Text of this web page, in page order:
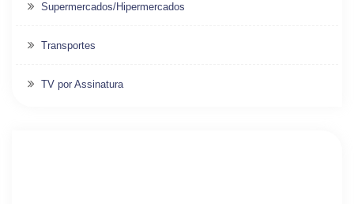
Supermercados/Hipermercados
Transportes
TV por Assinatura